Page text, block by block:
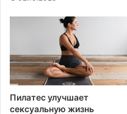
Пилатес улучшает
сексуальную жизнь